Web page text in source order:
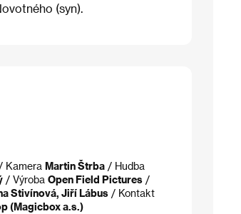
(syn).
/ Kamera Martin Štrba / Hudba
/ Výroba Open Field Pictures /
Stivínová, Jiří Lábus / Kontakt
(Magicbox a.s.)